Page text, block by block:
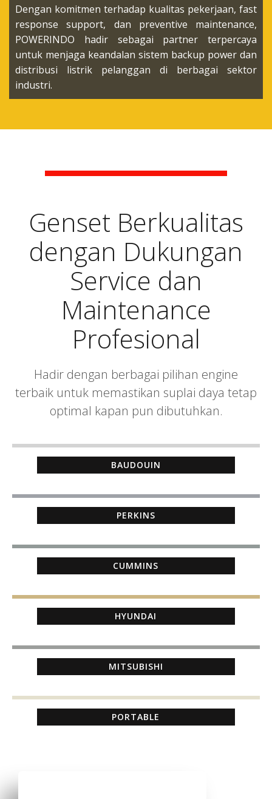
Dengan komitmen terhadap kualitas pekerjaan, fast
response support, dan preventive maintenance,
POWERINDO hadir sebagai partner terpercaya
untuk menjaga keandalan sistem backup power dan
distribusi listrik pelanggan di berbagai sektor
industri.
Genset Berkualitas
dengan Dukungan
Service dan
Maintenance
Profesional
Hadir dengan berbagai pilihan engine
terbaik untuk memastikan suplai daya tetap
optimal kapan pun dibutuhkan.
BAUDOUIN
PERKINS
CUMMINS
HYUNDAI
MITSUBISHI
PORTABLE